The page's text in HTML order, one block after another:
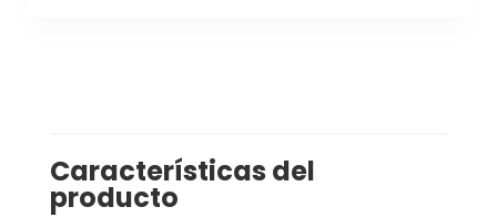
Características del
producto